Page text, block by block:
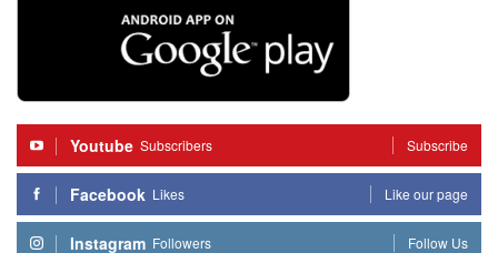
Youtube Subscribers Subscribe
Facebook Likes Like our page
Instagram Followers Follow Us